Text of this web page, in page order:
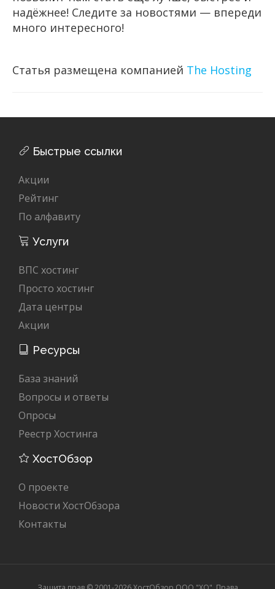
надёжнее! Следите за новостями — впереди
много интересного!
Статья размещена компанией The Hosting
Быстрые ссылки
Акции
Рейтинг
По алфавиту
Услуги
ВПС хостинг
Просто хостинг
Дата центры
Акции
Ресурсы
База знаний
Вопросы и ответы
Опросы
Реестр Хостинга
ХостОбзор
О проекте
Новости ХостОбзора
Контакты